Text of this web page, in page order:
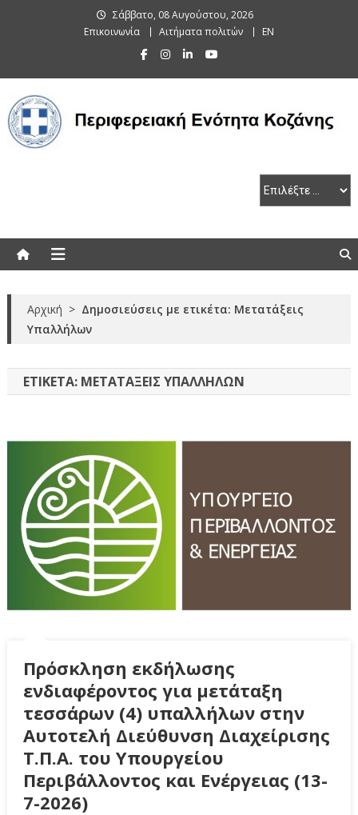
Σάββατο, 08 Αυγούστου, 2026
Επικοινωνία
Αιτήματα πολιτών EN
Αρχική > Δημοσιεύσεις με ετικέτα: Μετατάξεις
Υπαλλήλων
ΕΤΙΚΈΤΑ: ΜΕΤΑΤΆΞΕΙΣ ΥΠΑΛΛΉΛΩΝ
Πρόσκληση εκδήλωσης
ενδιαφέροντος για μετάταξη
τεσσάρων (4) υπαλλήλων στην
Αυτοτελή Διεύθυνση Διαχείρισης
Τ.Π.Α. του Υπουργείου
Περιβάλλοντος και Ενέργειας (13-
7-2026)